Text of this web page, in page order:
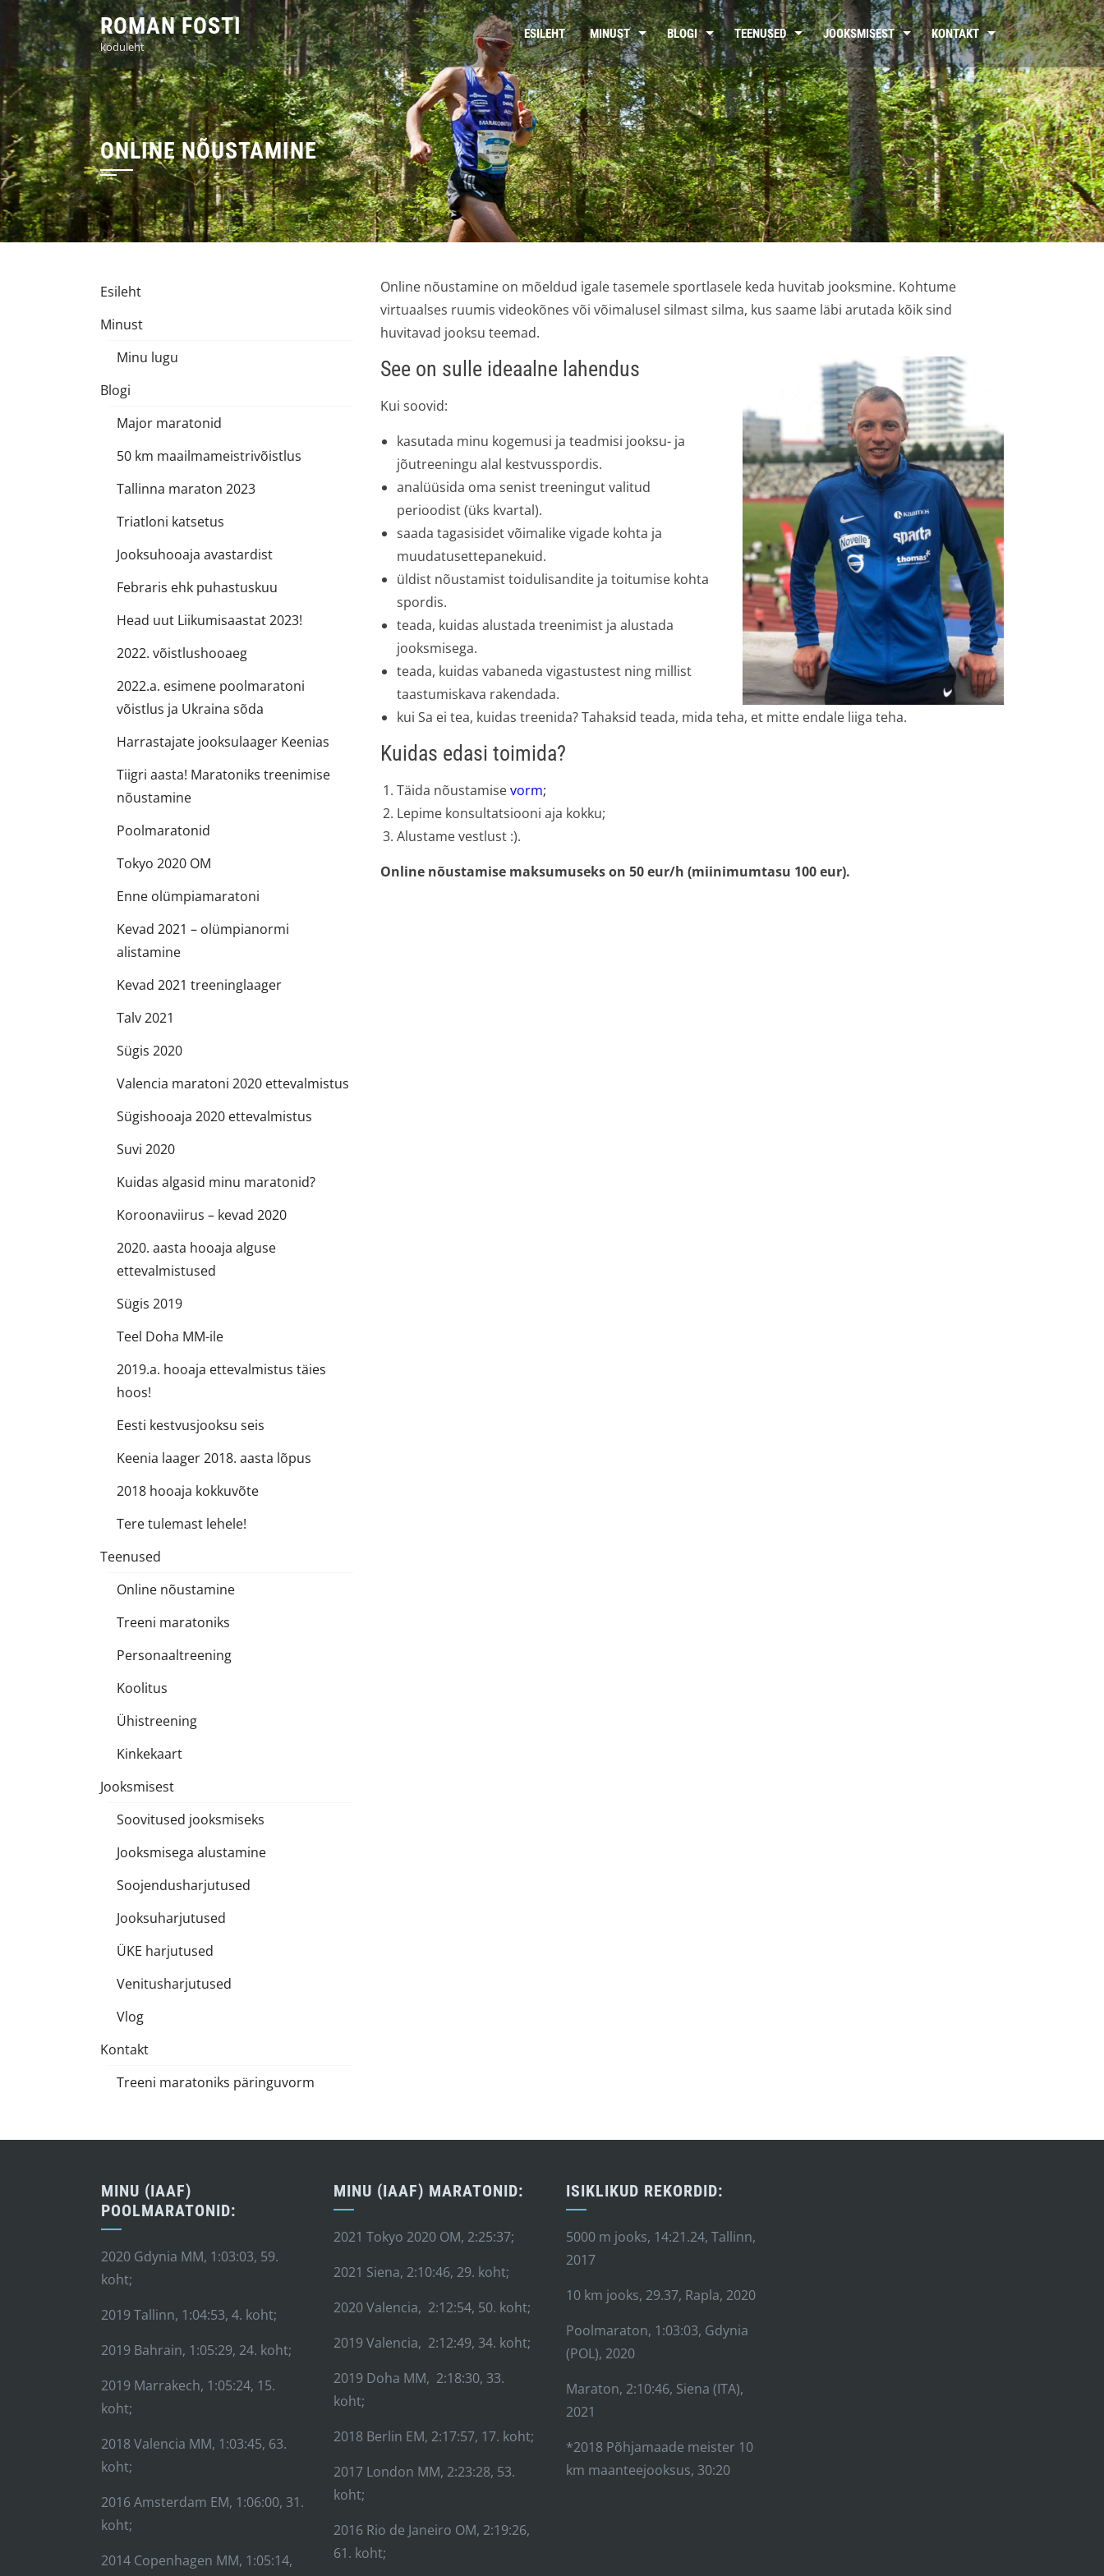
Skip
content
ROMAN FOSTI
koduleht
ESILEHT MINUST BLOGI TEENUSED JOOKSMISEST KONTAKT
ONLINE NÕUSTAMINE
Online nõustamine on mõeldud igale tasemele sportlasele keda huvitab jooksmine. Kohtume
virtuaalses ruumis videokõnes või võimalusel silmast silma, kus saame läbi arutada kõik sind
huvitavad jooksu teemad.
See on sulle ideaalne lahendus
Kui soovid:
kasutada minu kogemusi ja teadmisi jooksu- ja
jõutreeningu alal kestvusspordis.
analüüsida oma senist treeningut valitud
perioodist (üks kvartal).
saada tagasisidet võimalike vigade kohta ja
muudatusettepanekuid.
üldist nõustamist toidulisandite ja toitumise kohta
spordis.
teada, kuidas alustada treenimist ja alustada
jooksmisega.
teada, kuidas vabaneda vigastustest ning millist
taastumiskava rakendada.
kui Sa ei tea, kuidas treenida? Tahaksid teada, mida teha, et mitte endale liiga teha.
Kuidas edasi toimida?
Täida nõustamisevorm;
Lepime konsultatsiooni aja kokku;
Alustame vestlust :).
Online nõustamise maksumuseks on 50 eur/h (miinimumtasu 100 eur).
Esileht
Minust
Minu lugu
Blogi
Major maratonid
50 km maailmameistrivõistlus
Tallinna maraton 2023
Triatloni katsetus
Jooksuhooaja avastardist
Febraris ehk puhastuskuu
Head uut Liikumisaastat 2023!
2022. võistlushooaeg
2022.a. esimene poolmaratoni
võistlus ja Ukraina sõda
Harrastajate jooksulaager Keenias
Tiigri aasta! Maratoniks treenimise
nõustamine
Poolmaratonid
Tokyo 2020 OM
Enne olümpiamaratoni
Kevad 2021 – olümpianormi
alistamine
Kevad 2021 treeninglaager
Talv 2021
Sügis 2020
Valencia maratoni 2020 ettevalmistus
Sügishooaja 2020 ettevalmistus
Suvi 2020
Kuidas algasid minu maratonid?
Koroonaviirus – kevad 2020
2020. aasta hooaja alguse
ettevalmistused
Sügis 2019
Teel Doha MM-ile
2019.a. hooaja ettevalmistus täies
hoos!
Eesti kestvusjooksu seis
Keenia laager 2018. aasta lõpus
2018 hooaja kokkuvõte
Tere tulemast lehele!
Teenused
Online nõustamine
Treeni maratoniks
Personaaltreening
Koolitus
Ühistreening
Kinkekaart
Jooksmisest
Soovitused jooksmiseks
Jooksmisega alustamine
Soojendusharjutused
Jooksuharjutused
ÜKE harjutused
Venitusharjutused
Vlog
Kontakt
Treeni maratoniks päringuvorm
MINU (IAAF)
POOLMARATONID:
2020 Gdynia MM, 1:03:03, 59.
koht;
2019 Tallinn, 1:04:53, 4. koht;
2019 Bahrain, 1:05:29, 24. koht;
2019 Marrakech, 1:05:24, 15.
koht;
2018 Valencia MM, 1:03:45, 63.
koht;
2016 Amsterdam EM, 1:06:00, 31.
koht;
2014 Copenhagen MM, 1:05:14,
MINU (IAAF) MARATONID:
2021 Tokyo 2020 OM, 2:25:37;
2021 Siena, 2:10:46, 29. koht;
2020 Valencia, 2:12:54, 50. koht;
2019 Valencia, 2:12:49, 34. koht;
2019 Doha MM, 2:18:30, 33.
koht;
2018 Berlin EM, 2:17:57, 17. koht;
2017 London MM, 2:23:28, 53.
koht;
2016 Rio de Janeiro OM, 2:19:26,
61. koht;
ISIKLIKUD REKORDID:
5000 m jooks, 14:21.24, Tallinn,
2017
10 km jooks, 29.37, Rapla, 2020
Poolmaraton, 1:03:03, Gdynia
(POL), 2020
Maraton, 2:10:46, Siena (ITA),
2021
*2018 Põhjamaade meister 10
km maanteejooksus, 30:20